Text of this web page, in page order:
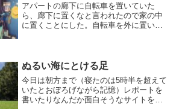
アパートの廊下に自転車を置いていた
ら、廊下に置くなと言われたので家の中
に置くことにした。自転車を外に置いて
が、玄関は普通に...
ぬるい海にとける足
今日は朝方まで（寝たのは5時半を超えて
いたとおぼろげながら記憶）レポートを
書いたりなんだか面白そうなサイトを見